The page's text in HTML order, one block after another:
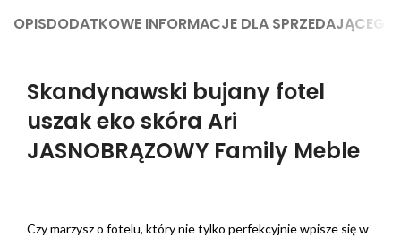
OPISDODATKOWE INFORMACJE DLA SPRZEDAJĄCEGO
Skandynawski bujany fotel
uszak eko skóra Ari
JASNOBRĄZOWY Family Meble
Czy marzysz o fotelu, który nie tylko perfekcyjnie wpisze się w